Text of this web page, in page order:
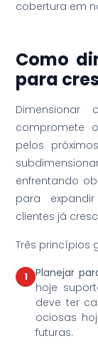
cobertura em
Como
para
compromete
pelos
enfrentando
para
clientes já
Três princípios
1 Planejar
hoje
deve ter
ociosas
futuras.